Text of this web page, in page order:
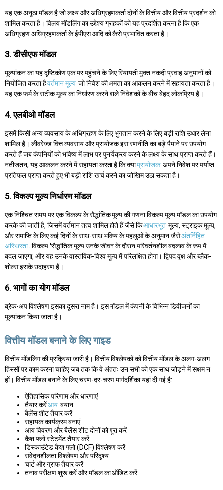
यह एक अनूठा मॉडल है जो लक्ष्य और अधिग्रहणकर्ता दोनों के वित्तीय और वित्तीय प्रदर्शन को
शामिल करता है। विलय मॉडलिंग का उद्देश्य ग्राहकों को यह प्रदर्शित करना है कि एक
अधिग्रहण अधिग्रहणकर्ता के ईपीएस आदि को कैसे प्रभावित करता है।
3. डीसीएफ मॉडल
मूल्यांकन का यह दृष्टिकोण एक पर पहुंचने के लिए रियायती मुक्त नकदी प्रवाह अनुमानों को
नियोजित करता हैवर्तमान मूल्य जो निवेश की क्षमता का आकलन करने में सहायता करता है।
यह एक फर्म के सटीक मूल्य का निर्धारण करने वाले निवेशकों के बीच बेहद लोकप्रिय है।
4. एलबीओ मॉडल
इसमें किसी अन्य व्यवसाय के अधिग्रहण के लिए भुगतान करने के लिए बड़ी राशि उधार लेना
शामिल है। लीवरेज्ड वित्त व्यवसाय और प्रायोजक इस रणनीति का बड़े पैमाने पर उपयोग
करते हैं जब कंपनियों को भविष्य में लाभ पर पुनर्विक्रय करने के लक्ष्य के साथ प्राप्त करते हैं।
नतीजतन, यह आकलन करने में सहायता करता है कि क्याप्रायोजक अपने निवेश पर पर्याप्त
प्रतिफल प्राप्त करते हुए भी बड़ी राशि खर्च करने का जोखिम उठा सकता है।
5. विकल्प मूल्य निर्धारण मॉडल
एक निश्चित समय पर एक विकल्प के सैद्धांतिक मूल्य की गणना विकल्प मूल्य मॉडल का उपयोग
करके की जाती है, जिसमें वर्तमान तत्व शामिल होते हैं जैसे किआधारभूत मूल्य, स्ट्राइक मूल्य,
और समाप्ति के लिए कई दिनों के साथ-साथ भविष्य के पहलुओं के अनुमान जैसेअंतर्निहित
अस्थिरता . विकल्प 'सैद्धांतिक मूल्य उनके जीवन के दौरान परिवर्तनशील बदलाव के रूप में
बदल जाएगा, और यह उनके वास्तविक-विश्व मूल्य में परिलक्षित होगा। द्विपद वृक्ष और ब्लैक-
शोल्स इसके उदाहरण हैं।
6. भागों का योग मॉडल
ब्रेक-अप विश्लेषण इसका दूसरा नाम है। इस मॉडल में कंपनी के विभिन्न डिवीजनों का
मूल्यांकन किया जाता है।
वित्तीय मॉडल बनाने के लिए गाइड
वित्तीय मॉडलिंग की प्रक्रिया जारी है। वित्तीय विश्लेषकों को वित्तीय मॉडल के अलग-अलग
हिस्सों पर काम करना चाहिए जब तक कि वे अंततः उन सभी को एक साथ जोड़ने में सक्षम न
हों। वित्तीय मॉडल बनाने के लिए चरण-दर-चरण मार्गदर्शिका यहां दी गई है:
ऐतिहासिक परिणाम और धारणाएं
तैयार करेंआय बयान
बैलेंस शीट तैयार करें
सहायक कार्यक्रम बनाएं
आय विवरण और बैलेंस शीट दोनों को पूरा करें
कैश फ्लो स्टेटमेंट तैयार करें
डिस्काउंटेड कैश फ्लो (DCF) विश्लेषण करें
संवेदनशीलता विश्लेषण और परिदृश्य
चार्ट और ग्राफ तैयार करें
तनाव परीक्षण शुरू करें और मॉडल का ऑडिट करें